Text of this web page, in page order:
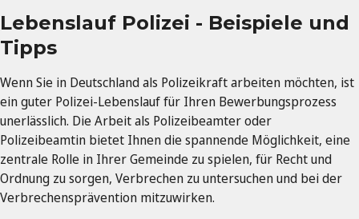
Lebenslauf Polizei - Beispiele und
Tipps
Wenn Sie in Deutschland als Polizeikraft arbeiten möchten, ist
ein guter Polizei-Lebenslauf für Ihren Bewerbungsprozess
unerlässlich. Die Arbeit als Polizeibeamter oder
Polizeibeamtin bietet Ihnen die spannende Möglichkeit, eine
zentrale Rolle in Ihrer Gemeinde zu spielen, für Recht und
Ordnung zu sorgen, Verbrechen zu untersuchen und bei der
Verbrechensprävention mitzuwirken.